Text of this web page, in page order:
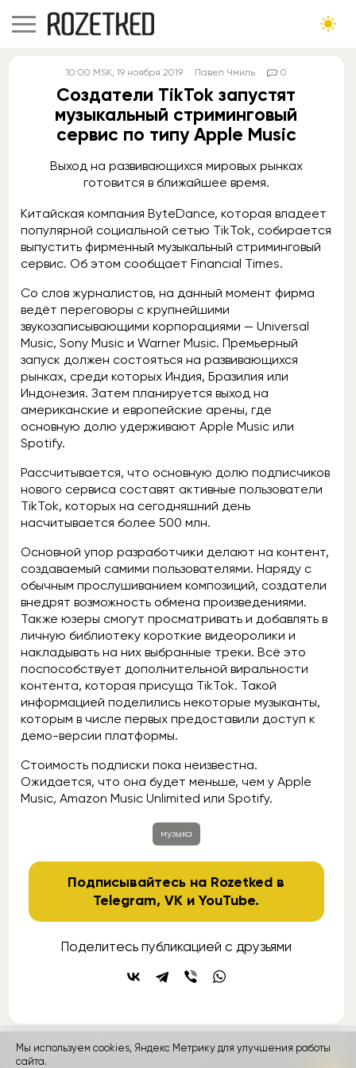
10:00 MSK, 19 ноября 2019 Павел Чмиль 0
Создатели TikTok запустят
музыкальный стриминговый
сервис по типу Apple Music
Выход на развивающихся мировых рынках
готовится в ближайшее время.
Китайская компания ByteDance, которая владеет
популярной социальной сетью TikTok, собирается
выпустить фирменный музыкальный стриминговый
сервис. Об этом сообщает Financial Times.
Со слов журналистов, на данный момент фирма
ведёт переговоры с крупнейшими
звукозаписывающими корпорациями — Universal
Music, Sony Music и Warner Music. Премьерный
запуск должен состояться на развивающихся
рынках, среди которых Индия, Бразилия или
Индонезия. Затем планируется выход на
американские и европейские арены, где
основную долю удерживают Apple Music или
Spotify.
Рассчитывается, что основную долю подписчиков
нового сервиса составят активные пользователи
TikTok, которых на сегодняшний день
насчитывается более 500 млн.
Основной упор разработчики делают на контент,
создаваемый самими пользователями. Наряду с
обычным прослушиванием композиций, создатели
внедрят возможность обмена произведениями.
Также юзеры смогут просматривать и добавлять в
личную библиотеку короткие видеоролики и
накладывать на них выбранные треки. Всё это
поспособствует дополнительной виральности
контента, которая присуща TikTok. Такой
информацией поделились некоторые музыканты,
которым в числе первых предоставили доступ к
демо-версии платформы.
Стоимость подписки пока неизвестна.
Ожидается, что она будет меньше, чем у Apple
Music, Amazon Music Unlimited или Spotify.
музыка
Подписывайтесь на Rozetked в
Telegram,VK иYouTube.
Поделитесь публикацией с друзьями
контакты
Мы используем cookies, Яндекс Метрику для улучшения работы
сайта.